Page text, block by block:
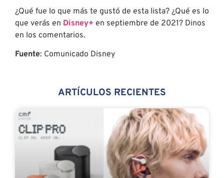
¿Qué fue lo que más te gustó de esta lista? ¿Qué es lo
que verás en Disney+ en septiembre de 2021? Dinos
en los comentarios.
Fuente: Comunicado Disney
ARTÍCULOS RECIENTES